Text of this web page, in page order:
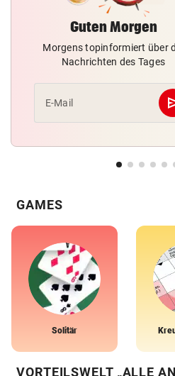
Guten Morgen
Morgens topinformiert über
Nachrichten des Tages
E-Mail
GAMES
Solitär
VORTEILSWELT „ALLE